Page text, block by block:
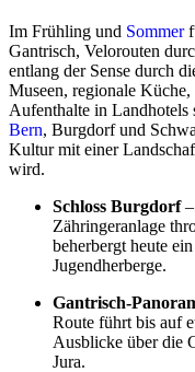
Im Frühling und Sommer
Gantrisch, Velorouten
entlang der Sense durch
Museen, regionale
Aufenthalte in Landhotels
Bern, Burgdorf und
Kultur mit einer
wird.
Schloss Burgdorf–
Zähringeranlage
beherbergt heute
Jugendherberge.
Gantrisch-
Route führt bis auf
Ausblicke über die
Jura.